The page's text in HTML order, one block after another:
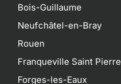
Bois-Guillaume
Neufchâtel-en-Bray
Rouen
Franqueville Saint Pierre
Forges-les-Eaux